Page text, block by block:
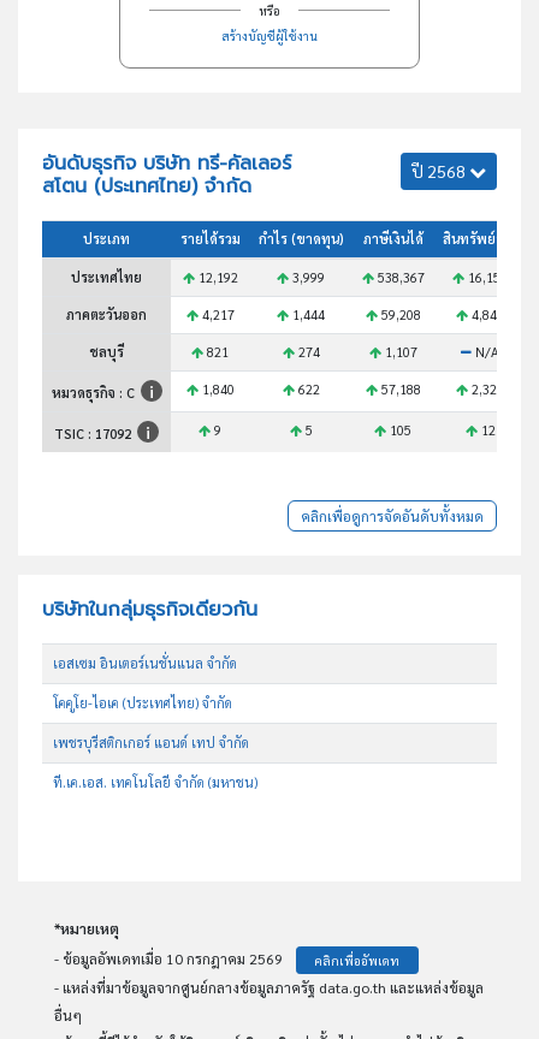
หรือ
สร้างบัญชีผู้ใช้งาน
อันดับธุรกิจ บริษัท ทรี-คัลเลอร์
สโตน (ประเทศไทย) จำกัด
ปี 2568
ประเภท รายได้รวม กำไร (ขาดทุน) ภาษีเงินได้ สินทรัพย์รวม
ประเทศไทย 12,192 3,999 538,367 16,156
ภาคตะวันออก 4,217 1,444 59,208 4,845
ชลบุรี 821 274 1,107 N/A
หมวดธุรกิจ : C 1,840 622 57,188 2,324
TSIC : 17092 9 5 105 12
คลิกเพื่อดูการจัดอันดับทั้งหมด
บริษัทในกลุ่มธุรกิจเดียวกัน
เอสเซม อินเตอร์เนชั่นแนล จำกัด
โคคูโย-ไอเค (ประเทศไทย) จำกัด
เพชรบุรีสติกเกอร์ แอนด์ เทป จำกัด
ที.เค.เอส. เทคโนโลยี จำกัด (มหาชน)
*หมายเหตุ
- ข้อมูลอัพเดทเมื่อ 10 กรกฎาคม 2569
คลิกเพื่ออัพเดท
- แหล่งที่มาข้อมูลจากศูนย์กลางข้อมูลภาครัฐ data.go.th และแหล่งข้อมูล
อื่นๆ